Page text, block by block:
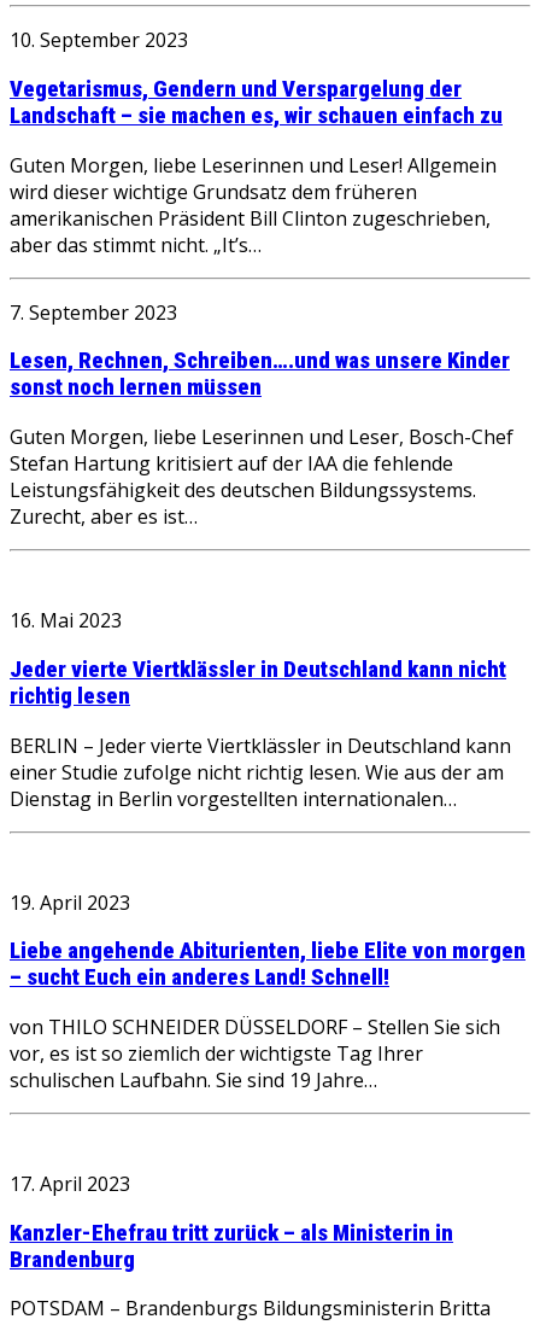
10. September 2023
Vegetarismus, Gendern und Verspargelung der
Landschaft – sie machen es, wir schauen einfach zu
Guten Morgen, liebe Leserinnen und Leser! Allgemein
wird dieser wichtige Grundsatz dem früheren
amerikanischen Präsident Bill Clinton zugeschrieben,
aber das stimmt nicht. „It’s…
7. September 2023
Lesen, Rechnen, Schreiben….und was unsere Kinder
sonst noch lernen müssen
Guten Morgen, liebe Leserinnen und Leser, Bosch-Chef
Stefan Hartung kritisiert auf der IAA die fehlende
Leistungsfähigkeit des deutschen Bildungssystems.
Zurecht, aber es ist…
16. Mai 2023
Jeder vierte Viertklässler in Deutschland kann nicht
richtig lesen
BERLIN – Jeder vierte Viertklässler in Deutschland kann
einer Studie zufolge nicht richtig lesen. Wie aus der am
Dienstag in Berlin vorgestellten internationalen…
19. April 2023
Liebe angehende Abiturienten, liebe Elite von morgen
– sucht Euch ein anderes Land! Schnell!
von THILO SCHNEIDER DÜSSELDORF – Stellen Sie sich
vor, es ist so ziemlich der wichtigste Tag Ihrer
schulischen Laufbahn. Sie sind 19 Jahre…
17. April 2023
Kanzler-Ehefrau tritt zurück – als Ministerin in
Brandenburg
POTSDAM – Brandenburgs Bildungsministerin Britta